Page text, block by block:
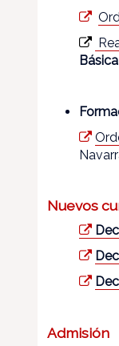
Básica
Nuevos
Admisión